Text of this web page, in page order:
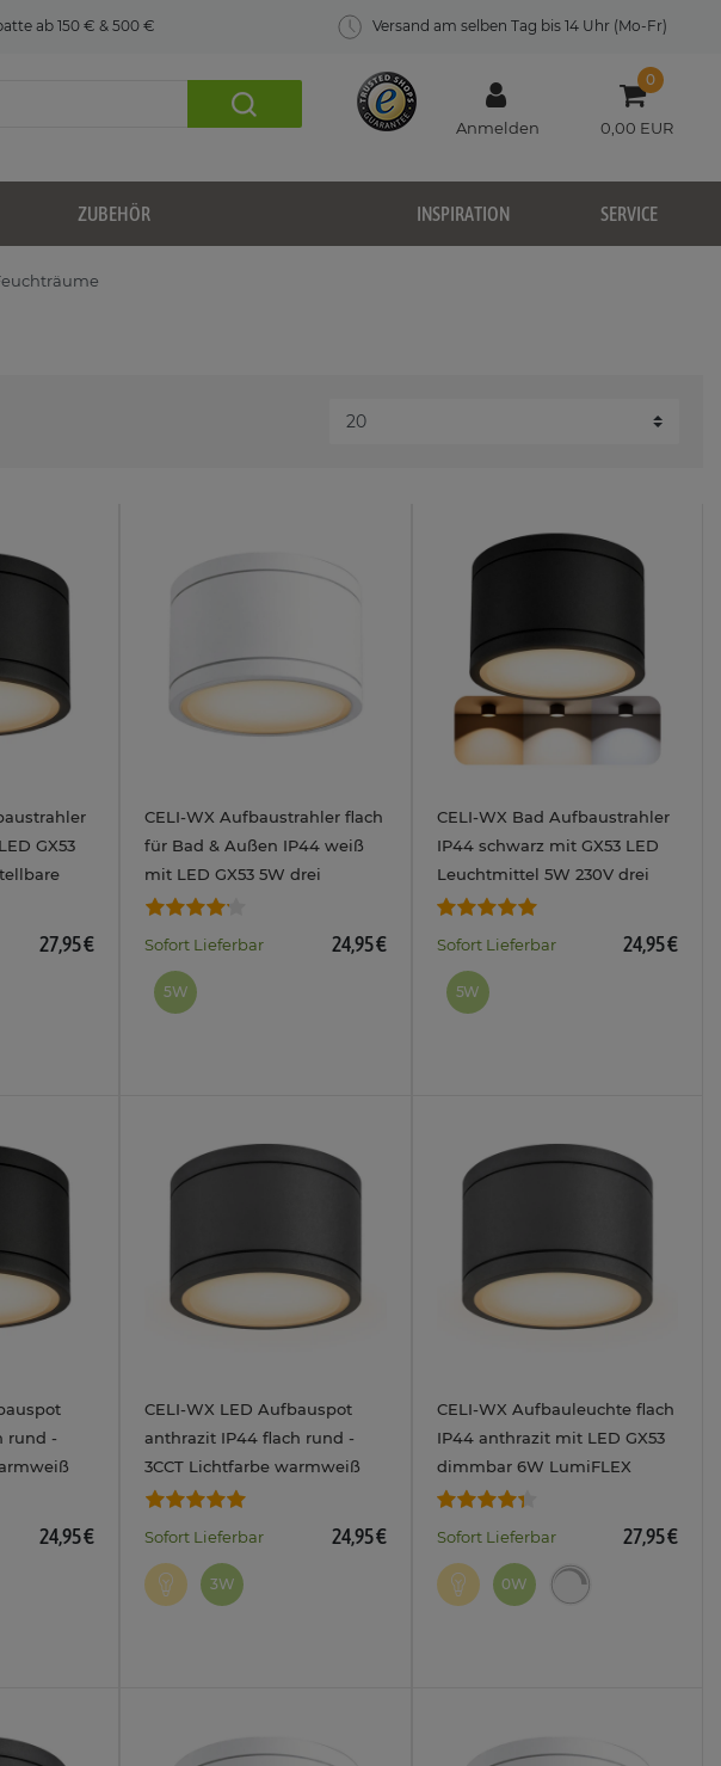
ab 150 € & 500 € Versand am selben Tag bis 14 Uhr (Mo-Fr)
Anmelden
0
0,00 EUR
ZUBEHÖR SERVICE
INSPIRATION
GX53
27,95 €
CELI-WX Aufbaustrahler flach
für Bad & Außen IP44 weiß
mit LED GX53 5W drei
einstellbaren Lichtfarben
Sofort Lieferbar 24,95 €
5W
CELI-WX Bad Aufbaustrahler
IP44 schwarz mit GX53 LED
Leuchtmittel 5W 230V drei
einstellbaren Lichtfarben
Sofort Lieferbar 24,95 €
5W
rund -
230V
24,95 €
CELI-WX LED Aufbauspot
anthrazit IP44 flach rund -
3CCT Lichtfarbe warmweiß
neutralweiß kaltweiß 3W
Sofort Lieferbar 24,95 €
3W
CELI-WX Aufbauleuchte flach
IP44 anthrazit mit LED GX53
dimmbar 6W LumiFLEX
Lichtfarbe warm / neutral /
Sofort Lieferbar 27,95 €
0W